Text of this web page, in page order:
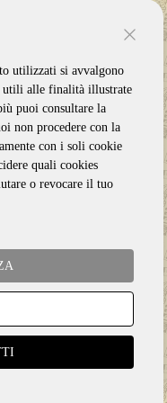
utilizzati si avvalgono
utili alle finalità illustrate
puoi consultare la
non procedere con la
con i soli cookie
quali cookies
o revocare il tuo